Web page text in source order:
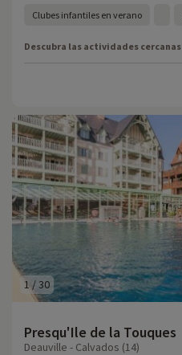
Clubes infantiles en verano
Descubra las actividades cercanas
1 /30
Presqu'Ile de la Touques
Deauville - Calvados (14)